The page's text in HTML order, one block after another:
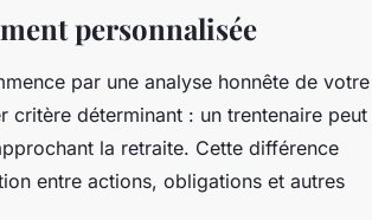
personnalisée
par une analyse honnête de votre
critère déterminant : un trentenaire peut
la retraite. Cette différence
entre actions, obligations et autres